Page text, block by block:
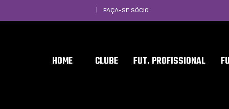
FAÇA-SE SÓCIO
HOME CLUBE FUT. PROFISSIONAL